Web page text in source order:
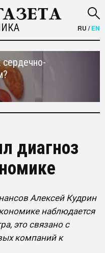
RU /EN
сердечно-
диагноз
Алексей Кудрин
наблюдается
это связано с
компаний к